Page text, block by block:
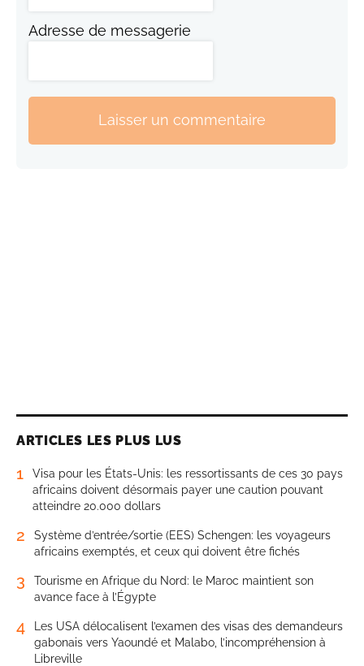
Adresse de messagerie
Laisser un commentaire
ARTICLES LES PLUS LUS
1
Visa pour les États-Unis: les ressortissants de ces 30 pays
africains doivent désormais payer une caution pouvant
atteindre 20.000 dollars
2
Système d’entrée/sortie (EES) Schengen: les voyageurs
africains exemptés, et ceux qui doivent être fichés
3
Tourisme en Afrique du Nord: le Maroc maintient son
avance face à l’Égypte
4
Les USA délocalisent l’examen des visas des demandeurs
gabonais vers Yaoundé et Malabo, l’incompréhension à
Libreville